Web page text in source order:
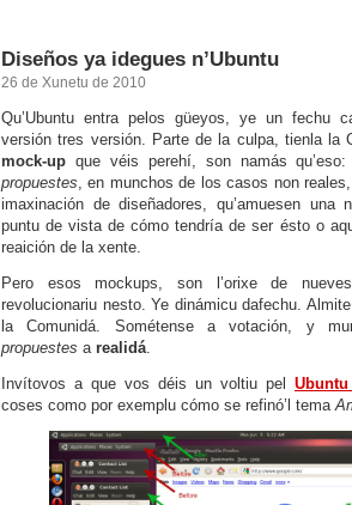
Diseños ya idegues n’Ubuntu
26 de Xunetu de 2010
Qu’Ubuntu entra pelos güeyos, ye un fechu
versión tres versión. Parte de la culpa, tienla la
mock-up que véis perehí, son namás
propuestes, en munchos de los casos non
imaxinación de diseñadores, qu’amuesen
puntu de vista de cómo tendría de ser ésto o
reaición de la xente.
Pero esos mockups, son l’orixe de
revolucionariu nesto. Ye dinámicu dafechu.
la Comunidá. Sométense a votación, y
propuestes a realidá.
Invítovos a que vos déis un voltiu pel
coses como por exemplu cómo se refinó’l tema